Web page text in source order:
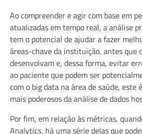
Ao compreender e agir com base em
atualizadas em tempo real, a análise
tem o potencial de ajudar a fazer
áreas-chave da instituição, antes que
desenvolvam e, dessa forma, evitar
ao paciente que podem ser
com o big data na área de saúde, este
mais poderosos da análise de dados
Por fim, em relação às métricas,
Analytics, há uma série delas que